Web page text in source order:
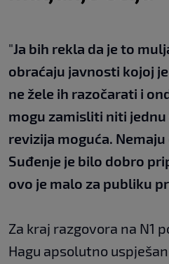
"Ja bih rekla da je to
obraćaju javnosti kojoj
ne žele ih razočarati i
mogu zamisliti niti
revizija moguća.
Suđenje je bilo dobro
ovo je malo za publiku
Za kraj razgovora na N1
Hagu apsolutno